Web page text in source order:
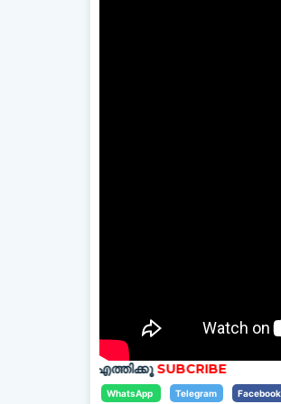
SUBCRIBE
WhatsApp Telegram Facebook